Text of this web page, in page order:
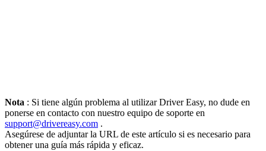
Nota : Si tiene algún problema al utilizar Driver Easy, no dude en
ponerse en contacto con nuestro equipo de soporte en
support@drivereasy.com .
Asegúrese de adjuntar la URL de este artículo si es necesario para
obtener una guía más rápida y eficaz.